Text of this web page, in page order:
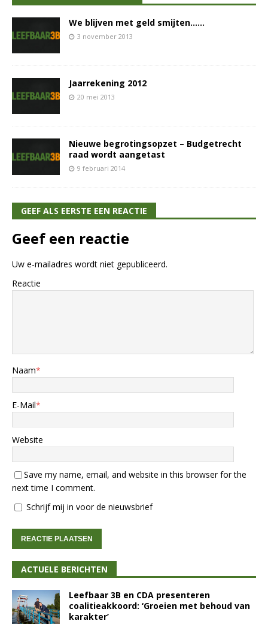
We blijven met geld smijten……
3 november 2013
Jaarrekening 2012
20 mei 2013
Nieuwe begrotingsopzet – Budgetrecht
raad wordt aangetast
9 februari 2014
GEEF ALS EERSTE EEN REACTIE
Geef een reactie
Uw e-mailadres wordt niet gepubliceerd.
Reactie
Naam*
E-Mail*
Website
Save my name, email, and website in this browser for the
next time I comment.
Schrijf mij in voor de nieuwsbrief
ACTUELE BERICHTEN
Leefbaar 3B en CDA presenteren
coalitieakkoord: ‘Groeien met behoud van
karakter’